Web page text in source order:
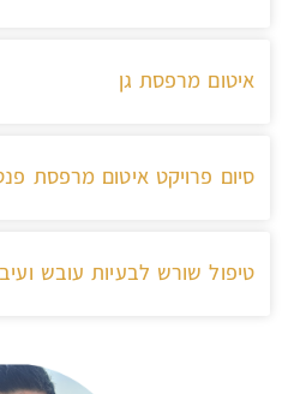
איטום מרפסת גן
סיום פרויקט איטום מרפסת
טיפול שורש לבעיות עובש